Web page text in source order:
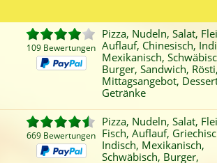
Das
Der
Übertragung
Testshop
Styles
Kontakt
Sortierung:
Bewertung
Rabatt
Onlinezahlung
Filter:
Pizza
Nudeln
Kartoffeln
Auflauf
Omelette
109 Bewertungen
Pizza, Nudeln, Salat,
Auflauf, Chinesisch,
Mexikanisch,
Burger, Sandwich, Rösti,
Mittagsangebot,
Getränke
669 Bewertungen
Pizza, Nudeln, Salat,
Fisch, Auflauf,
Indisch, Mexikanisch,
Schwäbisch, Burger,